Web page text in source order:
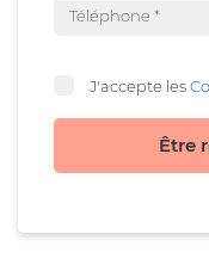
J'accepte les
Être